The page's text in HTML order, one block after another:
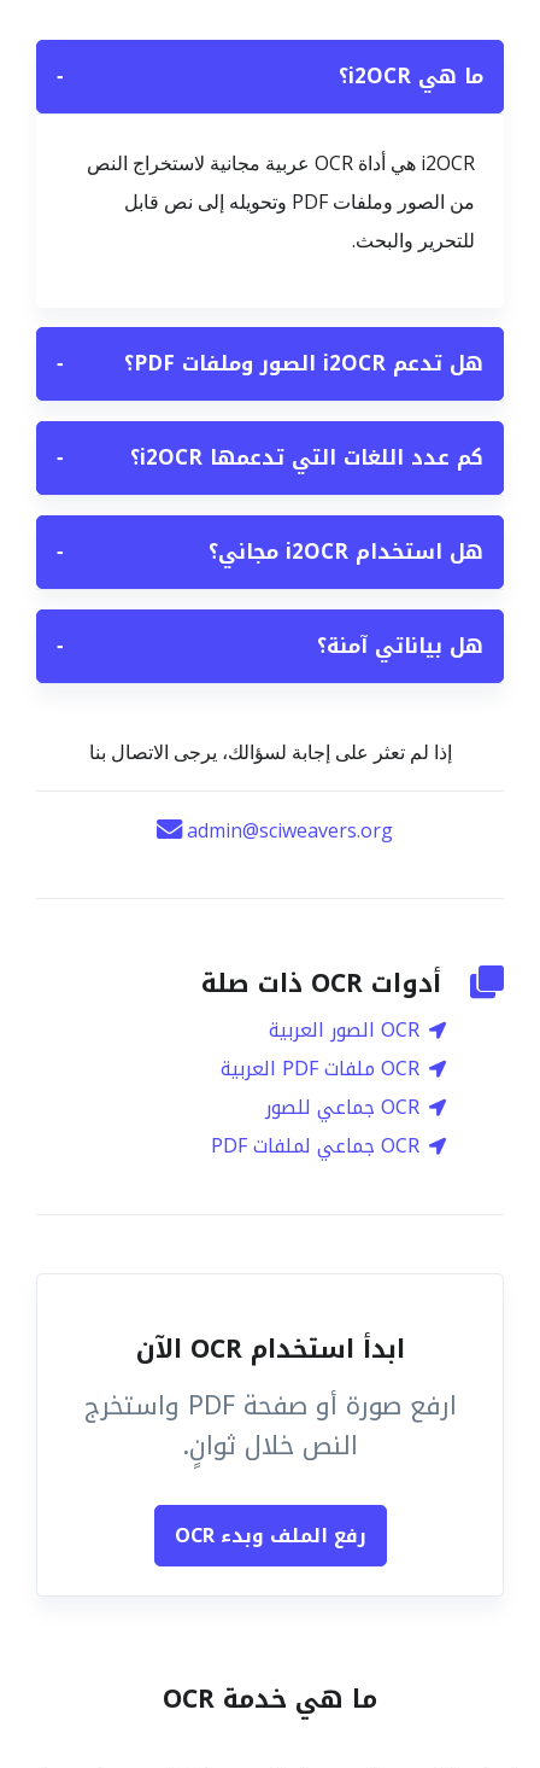
ما هي i2OCR؟ −
i2OCR هي أداة OCR عربية مجانية لاستخراج النص
من الصور وملفات PDF وتحويله إلى نص قابل
للتحرير والبحث.
هل تدعم i2OCR الصور وملفات PDF؟ −
كم عدد اللغات التي تدعمها i2OCR؟ −
هل استخدام i2OCR مجاني؟ −
هل بياناتي آمنة؟ −
إذا لم تعثر على إجابة لسؤالك، يرجى الاتصال بنا
admin@sciweavers.org
أدوات OCR ذات صلة
OCR الصور العربية
OCR ملفات PDF العربية
OCR جماعي للصور
OCR جماعي لملفات PDF
ابدأ استخدام OCR الآن
ارفع صورة أو صفحة PDF واستخرج
النص خلال ثوانٍ.
رفع الملف وبدء OCR
ما هي خدمة OCR